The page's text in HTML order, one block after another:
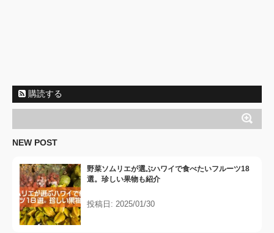
購読する
NEW POST
野菜ソムリエが選ぶハワイで食べたいフルーツ18
選。珍しい果物も紹介
投稿日: 2025/01/30